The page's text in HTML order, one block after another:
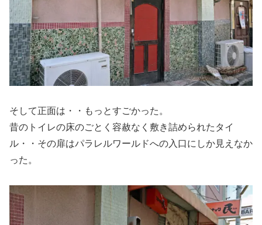
そして正面は・・もっとすごかった。
昔のトイレの床のごとく容赦なく敷き詰められたタイ
ル・・その扉はパラレルワールドへの入口にしか見えなか
った。